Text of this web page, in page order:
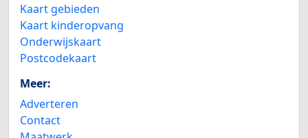
Kaart gebieden
Kaart kinderopvang
Onderwijskaart
Postcodekaart
Meer:
Adverteren
Contact